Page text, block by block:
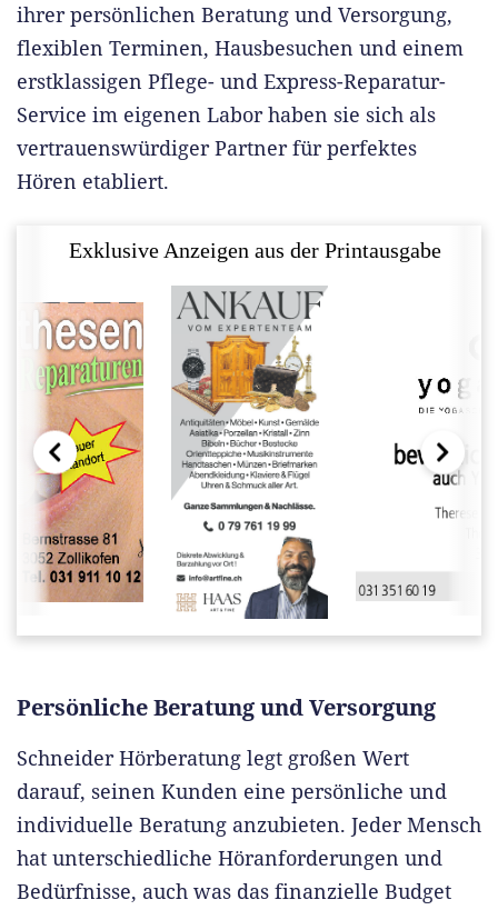
ihrer persönlichen Beratung und Versorgung,
flexiblen Terminen, Hausbesuchen und einem
erstklassigen Pflege- und Express-Reparatur-
Service im eigenen Labor haben sie sich als
vertrauenswürdiger Partner für perfektes
Hören etabliert.
Exklusive Anzeigen aus der Printausgabe
Persönliche Beratung und Versorgung
Schneider Hörberatung legt großen Wert
darauf, seinen Kunden eine persönliche und
individuelle Beratung anzubieten. Jeder Mensch
hat unterschiedliche Höranforderungen und
Bedürfnisse, auch was das finanzielle Budget